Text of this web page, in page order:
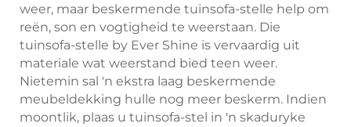
weer, maar beskermende tuinsofa-stelle help om
reën, son en vogtigheid te weerstaan. Die
tuinsofa-stelle by Ever Shine is vervaardig uit
materiale wat weerstand bied teen weer.
Nietemin sal 'n ekstra laag beskermende
meubeldekking hulle nog meer beskerm. Indien
moontlik, plaas u tuinsofa-stel in 'n skaduryke